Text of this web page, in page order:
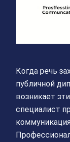
Когда речь
публичной
возникает
специалист